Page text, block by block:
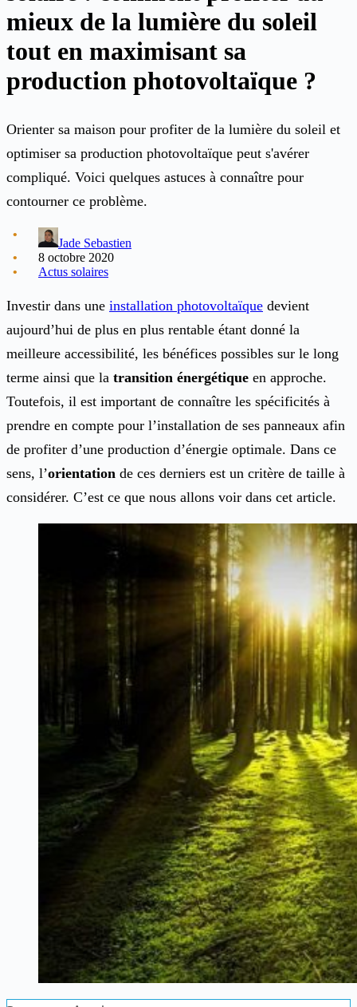
mieux de la lumière du soleil
tout en maximisant sa
production photovoltaïque ?
Orienter sa maison pour profiter de la lumière du soleil et
optimiser sa production photovoltaïque peut s'avérer
compliqué. Voici quelques astuces à connaître pour
contourner ce problème.
Jade Sebastien
8 octobre 2020
Actus solaires
Investir dans une installation photovoltaïque devient
aujourd’hui de plus en plus rentable étant donné la
meilleure accessibilité, les bénéfices possibles sur le long
terme ainsi que la transition énergétique en approche.
Toutefois, il est important de connaître les spécificités à
prendre en compte pour l’installation de ses panneaux afin
de profiter d’une production d’énergie optimale. Dans ce
sens, l’orientation de ces derniers est un critère de taille à
considérer. C’est ce que nous allons voir dans cet article.